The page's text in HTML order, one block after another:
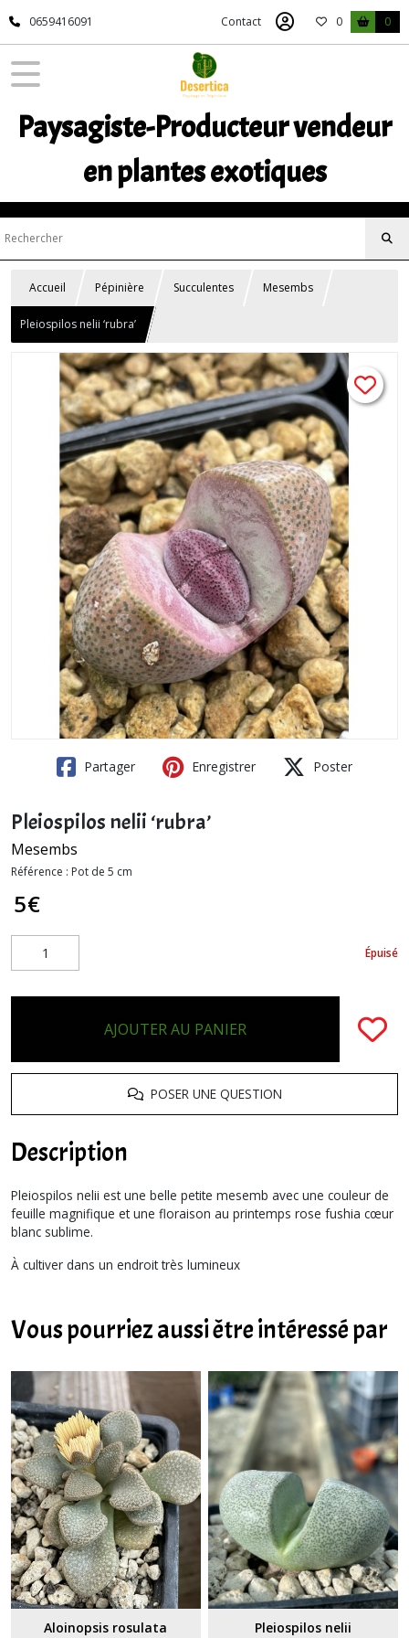
0659416091 Contact 0 0
Paysagiste-Producteur vendeur
en plantes exotiques
Accueil Pépinière Succulentes Mesembs
Pleiospilos nelii ‘rubra’
Partager Enregistrer Poster
Pleiospilos nelii ‘rubra’
Mesembs
Référence : Pot de 5 cm
5€
Épuisé
AJOUTER AU PANIER
POSER UNE QUESTION
Description
Pleiospilos nelii est une belle petite mesemb avec une couleur de
feuille magnifique et une floraison au printemps rose fushia cœur
blanc sublime.
À cultiver dans un endroit très lumineux
Vous pourriez aussi être intéressé par
Aloinopsis rosulata Pleiospilos nelii